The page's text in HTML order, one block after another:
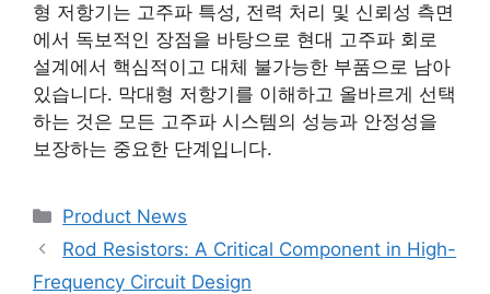
형 저항기는 고주파 특성, 전력 처리 및 신뢰성 측면
에서 독보적인 장점을 바탕으로 현대 고주파 회로
설계에서 핵심적이고 대체 불가능한 부품으로 남아
있습니다. 막대형 저항기를 이해하고 올바르게 선택
하는 것은 모든 고주파 시스템의 성능과 안정성을
보장하는 중요한 단계입니다.
Product News
Rod Resistors: A Critical Component in High-
Frequency Circuit Design